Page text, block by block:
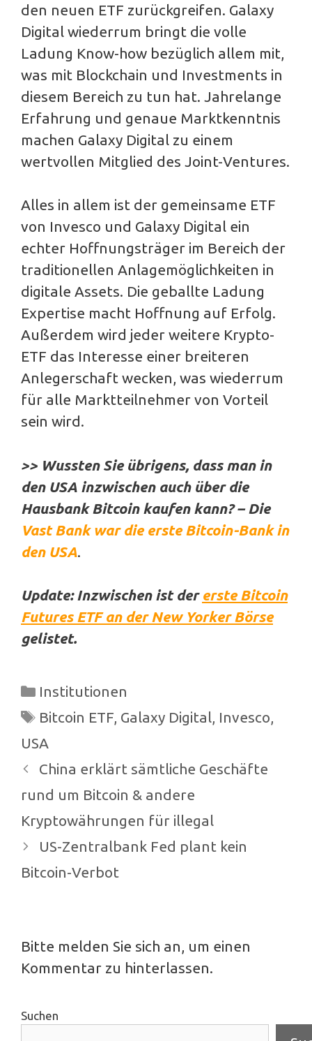
den neuen ETF zurückgreifen. Galaxy
Digital wiederrum bringt die volle
Ladung Know-how bezüglich allem mit,
was mit Blockchain und Investments in
diesem Bereich zu tun hat. Jahrelange
Erfahrung und genaue Marktkenntnis
machen Galaxy Digital zu einem
wertvollen Mitglied des Joint-Ventures.
Alles in allem ist der gemeinsame ETF
von Invesco und Galaxy Digital ein
echter Hoffnungsträger im Bereich der
traditionellen Anlagemöglichkeiten in
digitale Assets. Die geballte Ladung
Expertise macht Hoffnung auf Erfolg.
Außerdem wird jeder weitere Krypto-
ETF das Interesse einer breiteren
Anlegerschaft wecken, was wiederrum
für alle Marktteilnehmer von Vorteil
sein wird.
>> Wussten Sie übrigens, dass man in
den USA inzwischen auch über die
Hausbank Bitcoin kaufen kann? – Die
Vast Bank war die erste Bitcoin-Bank in
den USA.
Update: Inzwischen ist der erste Bitcoin
Futures ETF an der New Yorker Börse
gelistet.
Kategorien
Institutionen
Schlagwörter
Bitcoin ETF, Galaxy Digital, Invesco,
USA
Beitrags-
Navigation
China erklärt sämtliche Geschäfte
rund um Bitcoin & andere
Kryptowährungen für illegal
US-Zentralbank Fed plant kein
Bitcoin-Verbot
Bitte melden Sie sich an, um einen
Kommentar zu hinterlassen.
Suchen